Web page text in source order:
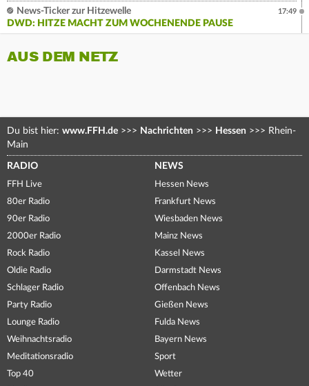
News-Ticker zur Hitzewelle
DWD: HITZE MACHT ZUM WOCHENENDE PAUSE
17:49
AUS DEM NETZ
Du bist hier: www.FFH.de >>> Nachrichten >>> Hessen >>> Rhein-
Main
RADIO
FFH Live
80er Radio
90er Radio
2000er Radio
Rock Radio
Oldie Radio
Schlager Radio
Party Radio
Lounge Radio
Weihnachtsradio
Meditationsradio
Top 40
NEWS
Hessen News
Frankfurt News
Wiesbaden News
Mainz News
Kassel News
Darmstadt News
Offenbach News
Gießen News
Fulda News
Bayern News
Sport
Wetter